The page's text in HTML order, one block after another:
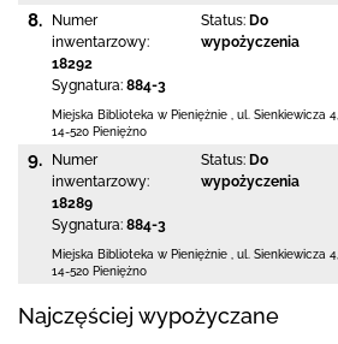
8.
Numer
inwentarzowy:
18292
Sygnatura: 884-3
Status: Do
wypożyczenia
Miejska Biblioteka w Pieniężnie ul. Sienkiewicza 4
14-520 Pieniężno
9.
Numer
inwentarzowy:
18289
Sygnatura: 884-3
Status: Do
wypożyczenia
Miejska Biblioteka w Pieniężnie ul. Sienkiewicza 4
14-520 Pieniężno
Najczęściej wypożyczane